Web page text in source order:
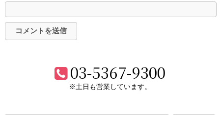
03-5367-9300
※土日も営業しています。